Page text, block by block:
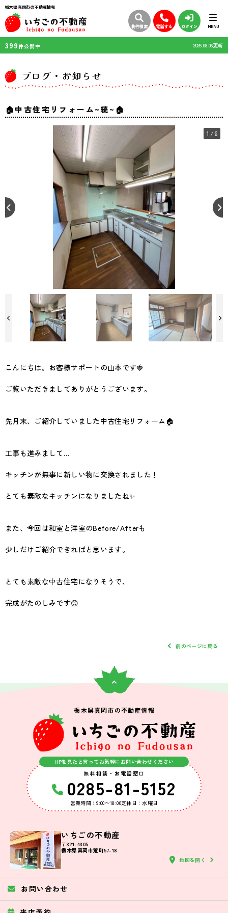
栃木県真岡市の不動産情報
物件検索 電話する ログイン MENU
399件公開中 2026.08.06更新
ブログ・お知らせ
🏠中古住宅リフォーム~続~🏠
1 /6
【キッチン/Before】
こんにちは。お客様サポートの山本です🍓
ご覧いただきましてありがとうございます。
先月末、ご紹介していました中古住宅リフォーム🏠
工事も進みまして…
キッチンが無事に新しい物に交換されました！
とても素敵なキッチンになりましたね✨
また、今回は和室と洋室のBefore/Afterも
少しだけご紹介できればと思います。
とても素敵な中古住宅になりそうで、
完成がたのしみです😊
前のページに戻る
栃木県真岡市の不動産情報
HPを見たと言ってお気軽にお問い合わせください
無料相談・お電話窓口
0285-81-5152
営業時間：9:00〜18:00定休日：水曜日
いちごの不動産
〒321-4305
栃木県真岡市荒町57-18
地図を開く
お問い合わせ